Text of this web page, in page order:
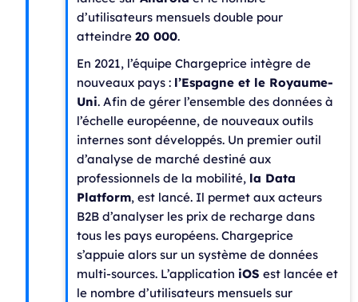
d’utilisateurs mensuels double pour
atteindre20 000.
En 2021, l’équipe Chargeprice intègre de
nouveaux pays : l’Espagne et le Royaume-
Uni. Afin de gérer l’ensemble des données à
l’échelle européenne, de nouveaux outils
internes sont développés. Un premier outil
d’analyse de marché destiné aux
professionnels de la mobilité, la Data
Platform, est lancé. Il permet aux acteurs
B2B d’analyser les prix de recharge dans
tous les pays européens. Chargeprice
s’appuie alors sur un système de données
multi-sources. L’application iOS est lancée et
le nombre d’utilisateurs mensuels sur